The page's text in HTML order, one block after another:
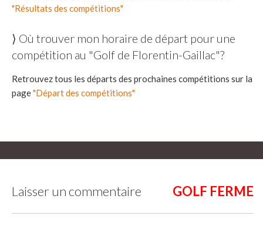
"Résultats des compétitions"
⟩ Où trouver mon horaire de départ pour une
compétition au "Golf de Florentin-Gaillac"?
Retrouvez tous les départs des prochaines compétitions sur la
page"Départ des compétitions"
Laisser un commentaire